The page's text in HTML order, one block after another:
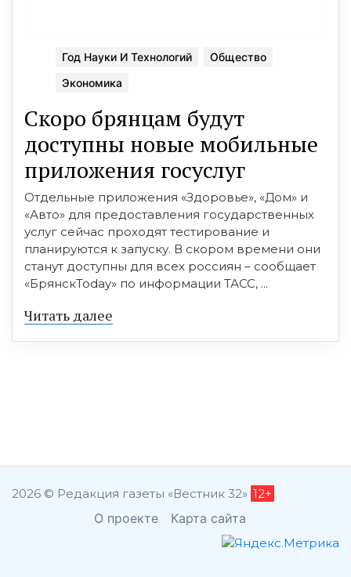
Год Науки И Технологий
Общество
Экономика
Скоро брянцам будут
доступны новые мобильные
приложения госуслуг
Отдельные приложения «Здоровье», «Дом» и
«Авто» для предоставления государственных
услуг сейчас проходят тестирование и
планируются к запуску. В скором времени они
станут доступны для всех россиян – сообщает
«БрянскToday» по информации ТАСС, ...
Читать далее
2026 © Редакция газеты «Вестник 32» 12+
О проекте Карта сайта